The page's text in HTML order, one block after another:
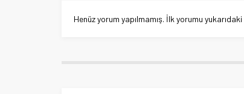
Henüz yorum yapılmamış. İlk yorumu